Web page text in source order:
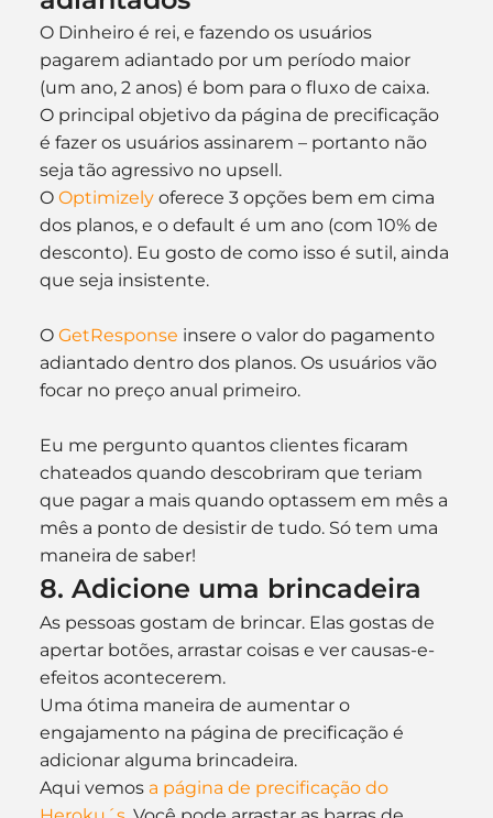
O Dinheiro é rei, e fazendo os usuários
pagarem adiantado por um período maior
(um ano, 2 anos) é bom para o fluxo de caixa.
O principal objetivo da página de precificação
é fazer os usuários assinarem – portanto não
seja tão agressivo no upsell.
O Optimizely oferece 3 opções bem em cima
dos planos, e o default é um ano (com 10% de
desconto). Eu gosto de como isso é sutil, ainda
que seja insistente.
O GetResponse insere o valor do pagamento
adiantado dentro dos planos. Os usuários vão
focar no preço anual primeiro.
Eu me pergunto quantos clientes ficaram
chateados quando descobriram que teriam
que pagar a mais quando optassem em mês a
mês a ponto de desistir de tudo. Só tem uma
maneira de saber!
8. Adicione uma brincadeira
As pessoas gostam de brincar. Elas gostas de
apertar botões, arrastar coisas e ver causas-e-
efeitos acontecerem.
Uma ótima maneira de aumentar o
engajamento na página de precificação é
adicionar alguma brincadeira.
Aqui vemos a página de precificação do